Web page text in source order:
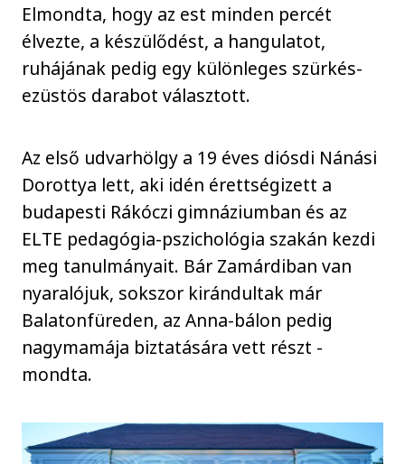
Elmondta, hogy az est minden percét
élvezte, a készülődést, a hangulatot,
ruhájának pedig egy különleges szürkés-
ezüstös darabot választott.
Az első udvarhölgy a 19 éves diósdi Nánási
Dorottya lett, aki idén érettségizett a
budapesti Rákóczi gimnáziumban és az
ELTE pedagógia-pszichológia szakán kezdi
meg tanulmányait. Bár Zamárdiban van
nyaralójuk, sokszor kirándultak már
Balatonfüreden, az Anna-bálon pedig
nagymamája biztatására vett részt -
mondta.